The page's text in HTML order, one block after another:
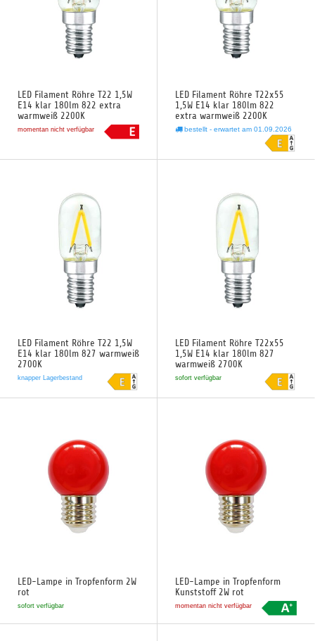
LED Filament Röhre T22 1,5W
E14 klar 180lm 822 extra
warmweiß 2200K
momentan nicht verfügbar
LED Filament Röhre T22x55
1,5W E14 klar 180lm 822
extra warmweiß 2200K
bestellt - erwartet am 01.09.2026
LED Filament Röhre T22 1,5W
E14 klar 180lm 827 warmweiß
2700K
knapper Lagerbestand
LED Filament Röhre T22x55
1,5W E14 klar 180lm 827
warmweiß 2700K
sofort verfügbar
LED-Lampe in Tropfenform 2W
rot
sofort verfügbar
LED-Lampe in Tropfenform
Kunststoff 2W rot
momentan nicht verfügbar